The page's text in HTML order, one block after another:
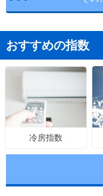
おすすめの指数
冷房指数